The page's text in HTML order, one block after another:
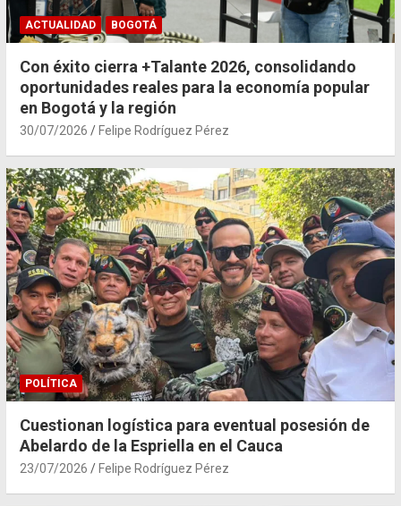
ACTUALIDAD BOGOTÁ
Con éxito cierra +Talante 2026, consolidando
oportunidades reales para la economía popular
en Bogotá y la región
30/07/2026 Felipe Rodríguez Pérez
POLÍTICA
Cuestionan logística para eventual posesión de
Abelardo de la Espriella en el Cauca
23/07/2026 Felipe Rodríguez Pérez